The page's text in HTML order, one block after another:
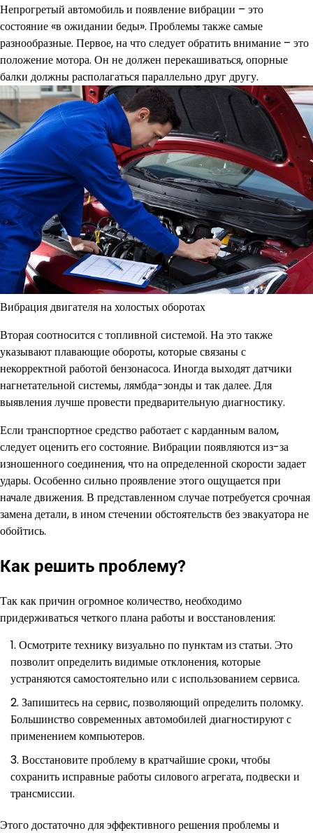
Непрогретый автомобиль и появление вибрации – это
состояние «в ожидании беды». Проблемы также самые
разнообразные. Первое, на что следует обратить внимание – это
положение мотора. Он не должен перекашиваться, опорные
балки должны располагаться параллельно друг другу.
Вибрация двигателя на холостых оборотах
Вторая соотносится с топливной системой. На это также
указывают плавающие обороты, которые связаны с
некорректной работой бензонасоса. Иногда выходят датчики
нагнетательной системы, лямбда-зонды и так далее. Для
выявления лучше провести предварительную диагностику.
Если транспортное средство работает с карданным валом,
следует оценить его состояние. Вибрации появляются из-за
изношенного соединения, что на определенной скорости задает
удары. Особенно сильно проявление этого ощущается при
начале движения. В представленном случае потребуется срочная
замена детали, в ином стечении обстоятельств без эвакуатора не
обойтись.
Как решить проблему?
Так как причин огромное количество, необходимо
придерживаться четкого плана работы и восстановления:
Осмотрите технику визуально по пунктам из статьи. Это
позволит определить видимые отклонения, которые
устраняются самостоятельно или с использованием сервиса.
Запишитесь на сервис, позволяющий определить поломку.
Большинство современных автомобилей диагностируют с
применением компьютеров.
Восстановите проблему в кратчайшие сроки, чтобы
сохранить исправные работы силового агрегата, подвески и
трансмиссии.
Этого достаточно для эффективного решения проблемы и